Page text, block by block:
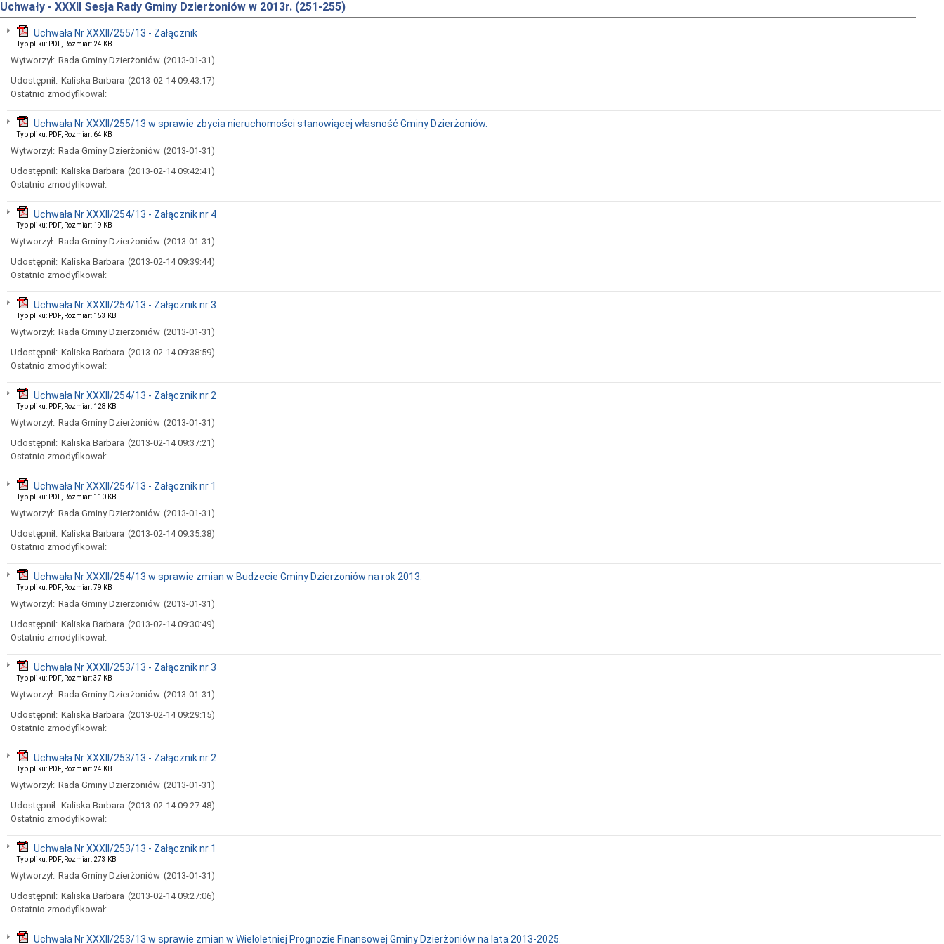
Uchwały - XXXII Sesja Rady Gminy Dzierżoniów w 2013r. (251-255)
Uchwała Nr XXXII/255/13 - Załącznik
Typ pliku: PDF, Rozmiar: 24 KB
Wytworzył: Rada Gminy Dzierżoniów (2013-01-31)
Udostępnił: Kaliska Barbara (2013-02-14 09:43:17)
Ostatnio zmodyfikował:
Uchwała Nr XXXII/255/13 w sprawie zbycia nieruchomości stanowiącej własność Gminy Dzierżoniów.
Typ pliku: PDF, Rozmiar: 64 KB
Wytworzył: Rada Gminy Dzierżoniów (2013-01-31)
Udostępnił: Kaliska Barbara (2013-02-14 09:42:41)
Ostatnio zmodyfikował:
Uchwała Nr XXXII/254/13 - Załącznik nr 4
Typ pliku: PDF, Rozmiar: 19 KB
Wytworzył: Rada Gminy Dzierżoniów (2013-01-31)
Udostępnił: Kaliska Barbara (2013-02-14 09:39:44)
Ostatnio zmodyfikował:
Uchwała Nr XXXII/254/13 - Załącznik nr 3
Typ pliku: PDF, Rozmiar: 153 KB
Wytworzył: Rada Gminy Dzierżoniów (2013-01-31)
Udostępnił: Kaliska Barbara (2013-02-14 09:38:59)
Ostatnio zmodyfikował:
Uchwała Nr XXXII/254/13 - Załącznik nr 2
Typ pliku: PDF, Rozmiar: 128 KB
Wytworzył: Rada Gminy Dzierżoniów (2013-01-31)
Udostępnił: Kaliska Barbara (2013-02-14 09:37:21)
Ostatnio zmodyfikował:
Uchwała Nr XXXII/254/13 - Załącznik nr 1
Typ pliku: PDF, Rozmiar: 110 KB
Wytworzył: Rada Gminy Dzierżoniów (2013-01-31)
Udostępnił: Kaliska Barbara (2013-02-14 09:35:38)
Ostatnio zmodyfikował:
Uchwała Nr XXXII/254/13 w sprawie zmian w Budżecie Gminy Dzierżoniów na rok 2013.
Typ pliku: PDF, Rozmiar: 79 KB
Wytworzył: Rada Gminy Dzierżoniów (2013-01-31)
Udostępnił: Kaliska Barbara (2013-02-14 09:30:49)
Ostatnio zmodyfikował:
Uchwała Nr XXXII/253/13 - Załącznik nr 3
Typ pliku: PDF, Rozmiar: 37 KB
Wytworzył: Rada Gminy Dzierżoniów (2013-01-31)
Udostępnił: Kaliska Barbara (2013-02-14 09:29:15)
Ostatnio zmodyfikował:
Uchwała Nr XXXII/253/13 - Załącznik nr 2
Typ pliku: PDF, Rozmiar: 24 KB
Wytworzył: Rada Gminy Dzierżoniów (2013-01-31)
Udostępnił: Kaliska Barbara (2013-02-14 09:27:48)
Ostatnio zmodyfikował:
Uchwała Nr XXXII/253/13 - Załącznik nr 1
Typ pliku: PDF, Rozmiar: 273 KB
Wytworzył: Rada Gminy Dzierżoniów (2013-01-31)
Udostępnił: Kaliska Barbara (2013-02-14 09:27:06)
Ostatnio zmodyfikował:
Uchwała Nr XXXII/253/13 w sprawie zmian w Wieloletniej Prognozie Finansowej Gminy Dzierżoniów na lata 2013-2025.